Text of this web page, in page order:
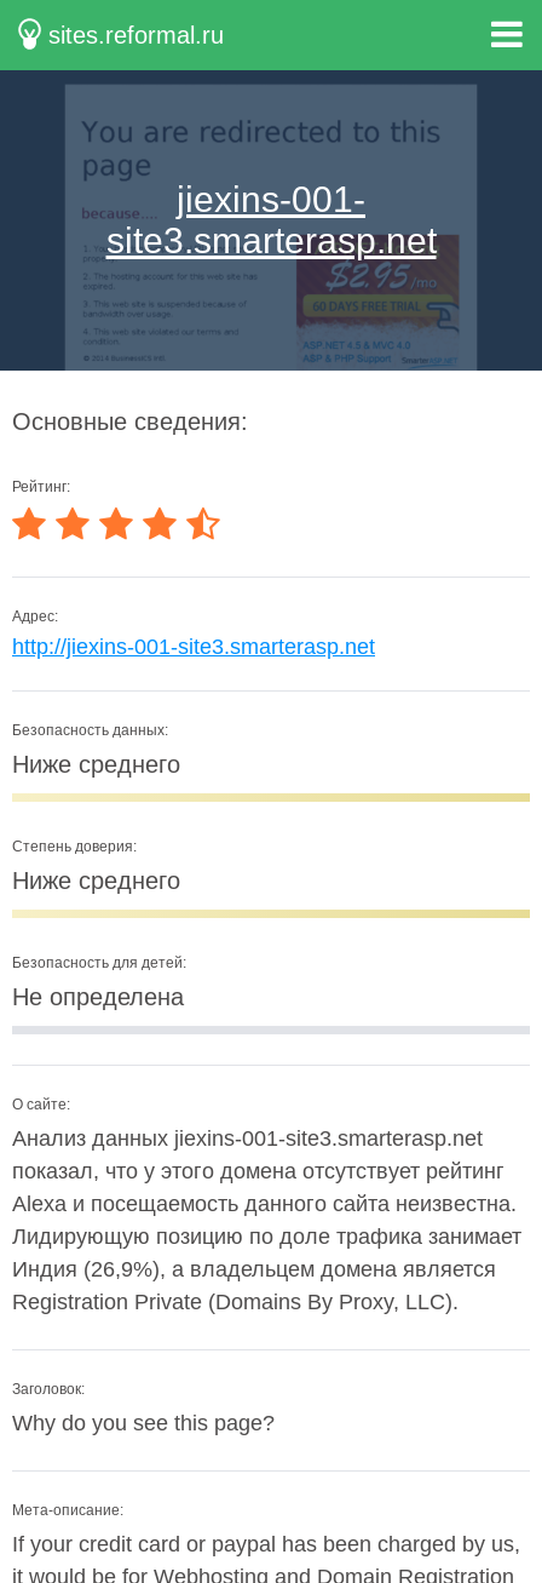
sites.reformal.ru
jiexins-001-
site3.smarterasp.net
Основные сведения:
Рейтинг:
Адрес:
http://jiexins-001-site3.smarterasp.net
Безопасность данных:
Ниже среднего
Степень доверия:
Ниже среднего
Безопасность для детей:
Не определена
О сайте:
Анализ данных jiexins-001-site3.smarterasp.net
показал, что у этого домена отсутствует рейтинг
Alexa и посещаемость данного сайта неизвестна.
Лидирующую позицию по доле трафика занимает
Индия (26,9%), а владельцем домена является
Registration Private (Domains By Proxy, LLC).
Заголовок:
Why do you see this page?
Мета-описание:
If your credit card or paypal has been charged by us,
it would be for Webhosting and Domain Registration